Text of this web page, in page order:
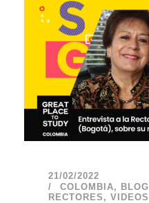
21/02/2022
COLOMBIA, BLOG
RECTORES , VIDEOS